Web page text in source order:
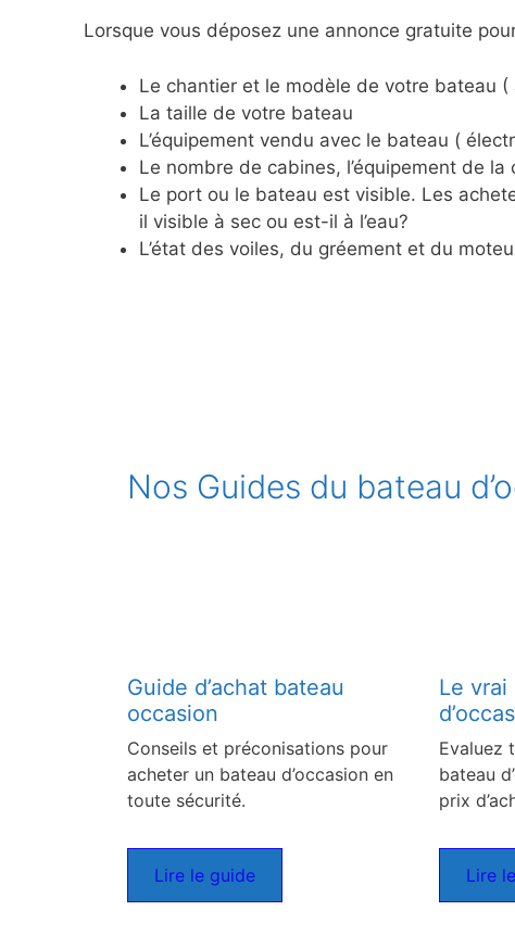
Lorsque vous déposez une annonce gratuite
Le chantier et le modèle de votre bateau
La taille de votre bateau
L’équipement vendu avec le bateau (
Le nombre de cabines, l’équipement de
Le port ou le bateau est visible. Les
il visible à sec ou est-il à l’eau?
L’état des voiles, du gréement et du
Nos Guides du bateau
Guide d’achat bateau
occasion
Conseils et préconisations pour
acheter un bateau d’occasion en
toute sécurité.
Lire le guide
Le vrai
Evaluez
bateau
prix
Lire